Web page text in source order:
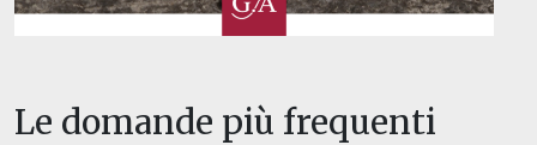
Le domande più frequenti